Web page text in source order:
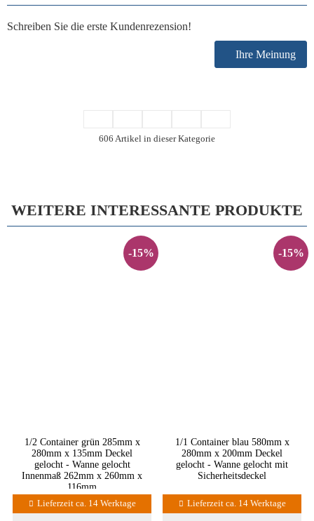
Schreiben Sie die erste Kundenrezension!
Ihre Meinung
606 Artikel in dieser Kategorie
WEITERE INTERESSANTE PRODUKTE
-15%
1/2 Container grün 285mm x
280mm x 135mm Deckel
gelocht - Wanne gelocht
Innenmaß 262mm x 260mm x
116mm
Lieferzeit ca. 14 Werktage
-15%
1/1 Container blau 580mm x
280mm x 200mm Deckel
gelocht - Wanne gelocht mit
Sicherheitsdeckel
Lieferzeit ca. 14 Werktage